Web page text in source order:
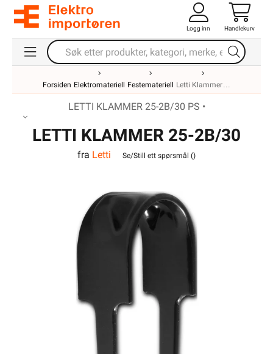
Logg inn Handlekurv
Forsiden Elektromateriell Festemateriell Letti Klammer
LETTI KLAMMER 25-2B/30 PS •
LETTI KLAMMER 25-2B/30
PS
fra Letti Se/Still ett spørsmål ()